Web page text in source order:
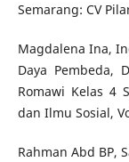
Semarang: CV
Magdalena Ina,
Daya Pembeda,
Romawi Kelas 4
dan Ilmu Sosial,
Rahman Abd BP,